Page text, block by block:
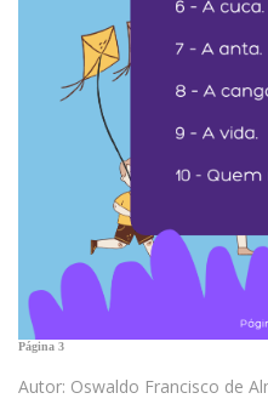
Página 3
Autor: Oswaldo Francisco de